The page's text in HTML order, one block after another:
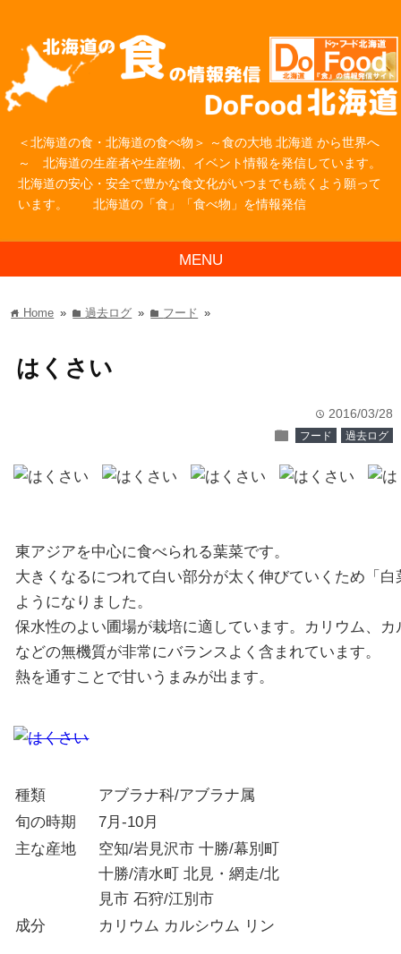
＜北海道の食・北海道の食べ物＞ ～食の大地 北海道 から世界へ
～ 北海道の生産者や生産物、イベント情報を発信しています。
北海道の安心・安全で豊かな食文化がいつまでも続くよう願って
います。 北海道の「食」「食べ物」を情報発信
MENU
home Home » folder過去ログ » folder フード »
はくさい
time 2016/03/28
folder フード 過去ログ
東アジアを中心に食べられる葉菜です。
大きくなるにつれて白い部分が太く伸びていくため「
ようになりました。
保水性のよい圃場が栽培に適しています。カリウム、
などの無機質が非常にバランスよく含まれています。
熱を通すことで甘いうまみが出ます。
種類
アブラナ科/アブラナ属
旬の時期
7月-10月
主な産地
空知/岩見沢市 十勝/幕別町
十勝/清水町 北見・網走/北
見市 石狩/江別市
成分
カリウム カルシウム リン